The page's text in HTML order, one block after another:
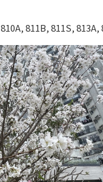
811B, 811S, 813A,